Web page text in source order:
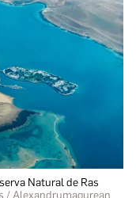
Natural de Ras
/ Alexandrumagurean